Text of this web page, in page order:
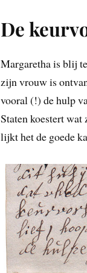
De
Margaretha is blij
zijn vrouw is
vooral (!) de hulp
Staten koestert wat
lijkt het de goede